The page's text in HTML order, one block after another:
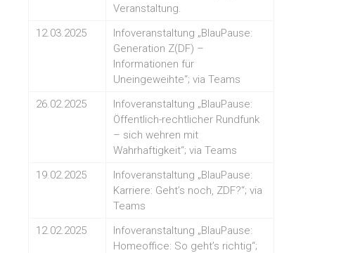
Veranstaltung.
12.03.2025
Infoveranstaltung „BlauPause:
Generation Z(DF) –
Informationen für
Uneingeweihte“; via Teams
26.02.2025
Infoveranstaltung „BlauPause:
Öffentlich-rechtlicher Rundfunk
– sich wehren mit
Wahrhaftigkeit“; via Teams
19.02.2025
Infoveranstaltung „BlauPause:
Karriere: Geht’s noch, ZDF?“; via
Teams
12.02.2025
Infoveranstaltung „BlauPause:
Homeoffice: So geht’s richtig“;